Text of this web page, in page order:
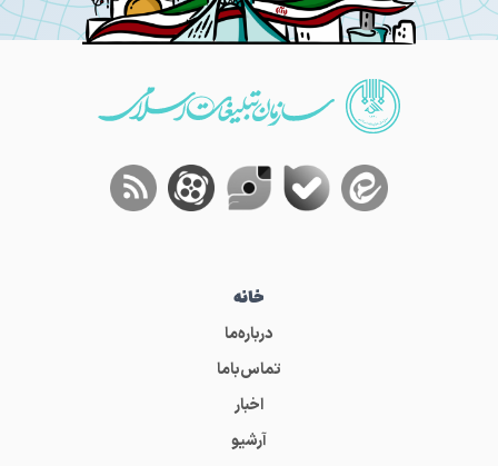
خانه
درباره‌ما
تماس‌باما
اخبار
آرشیو